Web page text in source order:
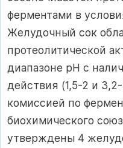
ферментами в
Желудочный сок
протеолитической
диапазоне рН с
действия (1,5-2 и
комиссией по
биохимического
утверждены 4